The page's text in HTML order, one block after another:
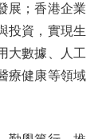
展；香港企業
投資，實現生
大數據、人工
療健康等領域